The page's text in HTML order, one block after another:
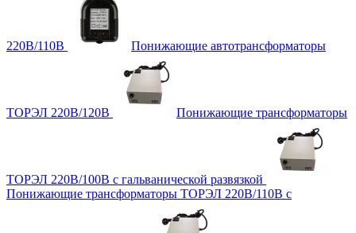
220В/110В Понижающие автотрансформаторы
ТОРЭЛ 220В/120В Понижающие трансформаторы
ТОРЭЛ 220В/100В с гальванической развязкой
Понижающие трансформаторы ТОРЭЛ 220В/110В с